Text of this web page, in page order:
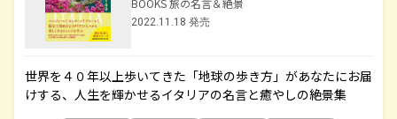
BOOKS 旅の名言＆絶景
2022.11.18 発売
世界を４０年以上歩いてきた「地球の歩き方」があなたにお届
けする、人生を輝かせるイタリアの名言と癒やしの絶景集